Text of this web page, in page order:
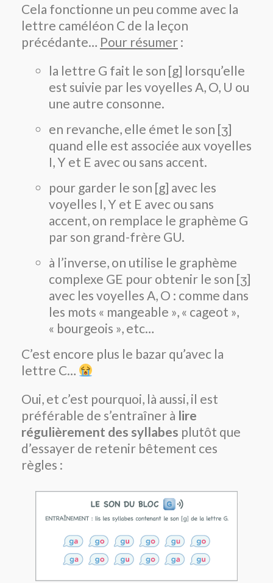
Cela fonctionne un peu comme avec la
lettre caméléon C de la leçon
précédante… Pour résumer :
la lettre G fait le son [g] lorsqu’elle
est suivie par les voyelles A, O, U ou
une autre consonne.
en revanche, elle émet le son [ʒ]
quand elle est associée aux voyelles
I, Y et E avec ou sans accent.
pour garder le son [g] avec les
voyelles I, Y et E avec ou sans
accent, on remplace le graphème G
par son grand-frère GU.
à l’inverse, on utilise le graphème
complexe GE pour obtenir le son [ʒ]
avec les voyelles A, O : comme dans
les mots « mangeable », « cageot »,
« bourgeois », etc…
C’est encore plus le bazar qu’avec la
lettre C…
Oui, et c’est pourquoi, là aussi, il est
préférable de s’entraîner à lire
régulièrement des syllabes plutôt que
d’essayer de retenir bêtement ces
règles :